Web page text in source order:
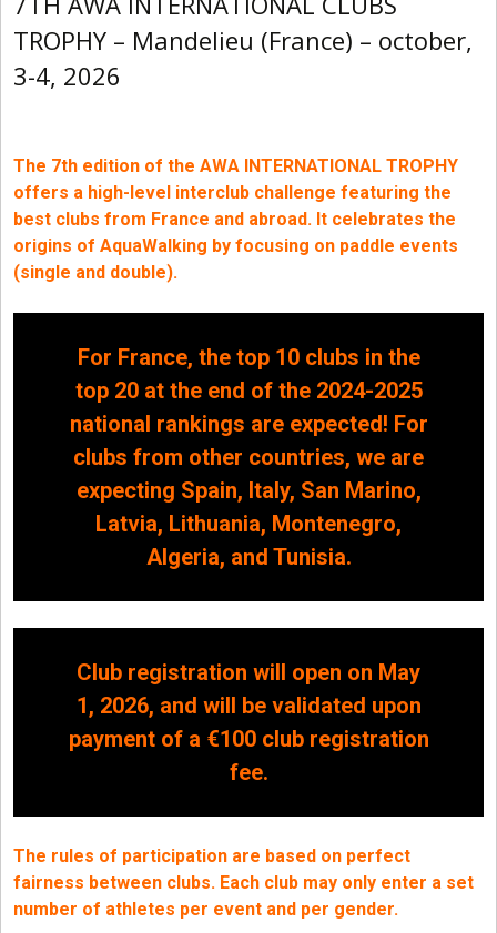
TROPHY – Mandelieu (France) – october,
3-4, 2026
The 7th edition of the AWA INTERNATIONAL TROPHY
offers a high-level interclub challenge featuring the
best clubs from France and abroad. It celebrates the
origins of AquaWalking by focusing on paddle events
(single and double).
For France, the top 10 clubs in the
top 20 at the end of the 2024-2025
national rankings are expected! For
clubs from other countries, we are
expecting Spain, Italy, San Marino,
Latvia, Lithuania, Montenegro,
Algeria, and Tunisia.
Club registration will open on May
1, 2026, and will be validated upon
payment of a €100 club registration
fee.
The rules of participation are based on perfect
fairness between clubs. Each club may only enter a set
number of athletes per event and per gender.